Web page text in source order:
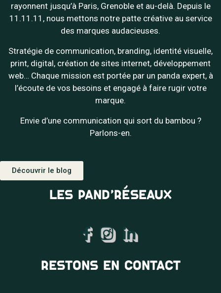
rayonnent jusqu’à Paris, Grenoble et au-delà. Depuis le
11.11.11, nous mettons notre patte créative au service
des marques audacieuses.
Stratégie de communication, branding, identité visuelle,
print, digital, création de sites internet, développement
web… Chaque mission est portée par un panda expert, à
l’écoute de vos besoins et engagé à faire rugir votre
marque.
Envie d’une communication qui sort du bambou ?
Parlons-en.
Découvrir le blog
LES PAND’RÉSEAUX
RESTONS EN CONTACT